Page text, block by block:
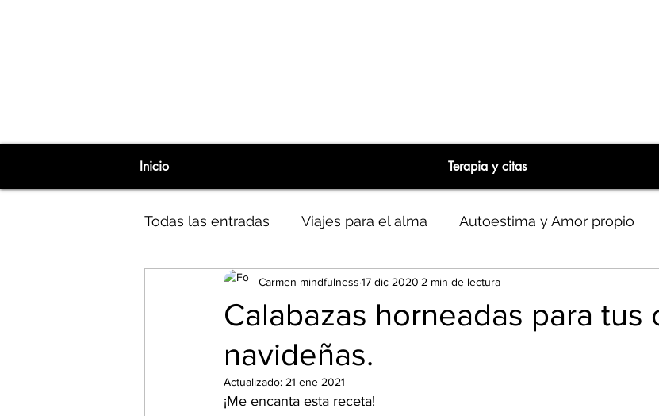
Inicio Terapia y citas
Todas las entradas Viajes para el alma Autoestima y Amor propio
Niña Interior Narcisismo y narcisistas
Calabazas horneadas para tus
navideñas.
Carmen mindfulness 17 dic 2020 2 min de lectura
Actualizado: 21 ene 2021
¡Me encanta esta receta!